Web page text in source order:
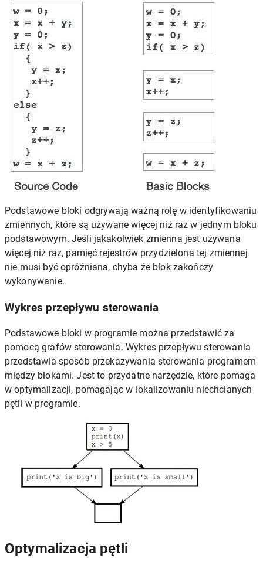
Podstawowe bloki odgrywają ważną rolę w identyfikowaniu
zmiennych, które są używane więcej niż raz w jednym bloku
podstawowym. Jeśli jakakolwiek zmienna jest używana
więcej niż raz, pamięć rejestrów przydzielona tej zmiennej
nie musi być opróżniana, chyba że blok zakończy
wykonywanie.
Wykres przepływu sterowania
Podstawowe bloki w programie można przedstawić za
pomocą grafów sterowania. Wykres przepływu sterowania
przedstawia sposób przekazywania sterowania programem
między blokami. Jest to przydatne narzędzie, które pomaga
w optymalizacji, pomagając w lokalizowaniu niechcianych
pętli w programie.
Optymalizacja pętli